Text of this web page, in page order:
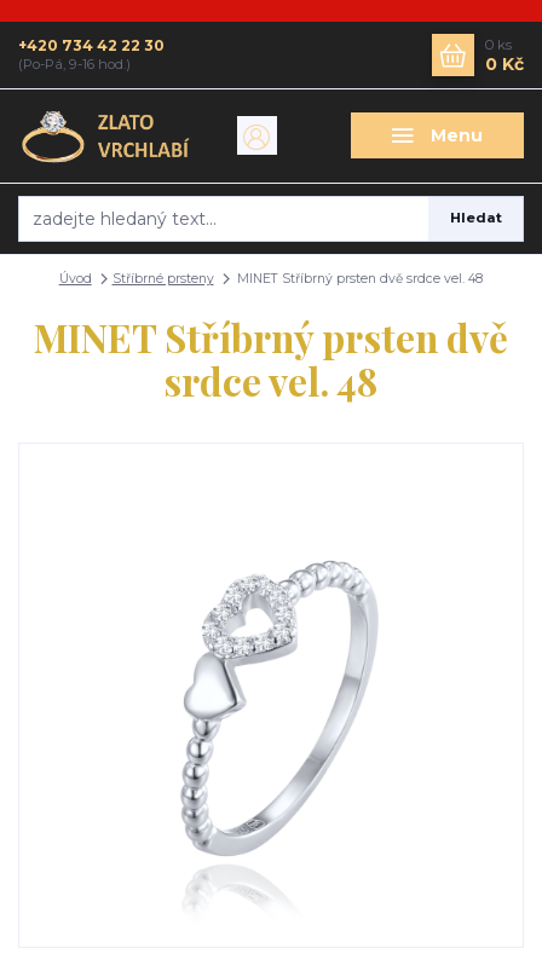
Menu
Hledat
+420 734 42 22 30
(Po-Pá, 9-16 hod.)
0 ks
0 Kč
Úvod Stříbrné prsteny MINET Stříbrný prsten dvě srdce vel. 48
MINET Stříbrný prsten dvě
srdce vel. 48